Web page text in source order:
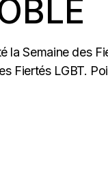
la Semaine des
Fiertés LGBT.